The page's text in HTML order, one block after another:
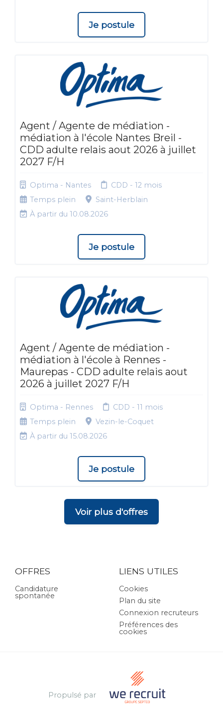
Je postule
Agent / Agente de médiation -
médiation à l'école Nantes Breil -
CDD adulte relais aout 2026 à juillet
2027 F/H
Optima - Nantes
CDD - 12 mois
Temps plein
Saint-Herblain
À partir du 10.08.2026
Je postule
Agent / Agente de médiation -
médiation à l'école à Rennes -
Maurepas - CDD adulte relais aout
2026 à juillet 2027 F/H
Optima - Rennes
CDD - 11 mois
Temps plein
Vezin-le-Coquet
À partir du 15.08.2026
Je postule
Voir plus d'offres
OFFRES
Candidature
spontanée
LIENS UTILES
Cookies
Plan du site
Connexion recruteurs
Préférences des
cookies
Propulsé par